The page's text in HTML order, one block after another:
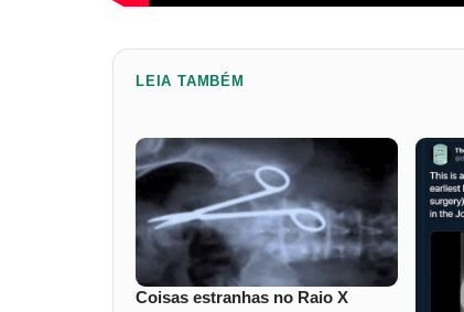
LEIA TAMBÉM
Coisas estranhas no Raio X